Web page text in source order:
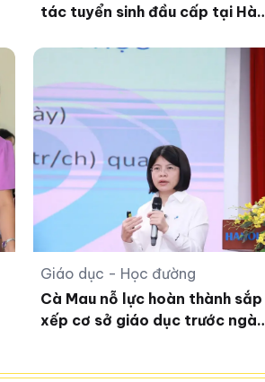
tác tuyển sinh đầu cấp tại Hà
Giáo dục - Học đường
Cà Mau nỗ lực hoàn thành sắp
xếp cơ sở giáo dục trước ngày